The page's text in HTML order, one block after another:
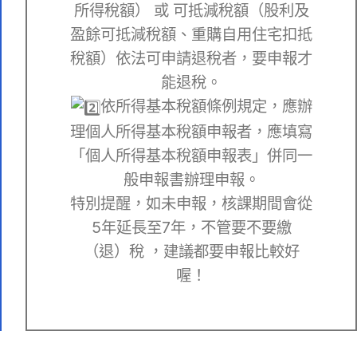
所得稅額） 或 可抵減稅額（股利及
盈餘可抵減稅額、重購自用住宅扣抵
稅額）依法可申請退稅者，要申報才
能退稅。
依所得基本稅額條例規定，應辦
理個人所得基本稅額申報者，應填寫
「個人所得基本稅額申報表」併同一
般申報書辦理申報。
特別提醒，如未申報，核課期間會從
5年延長至7年，不管要不要繳
（退）稅 ，建議都要申報比較好
喔！